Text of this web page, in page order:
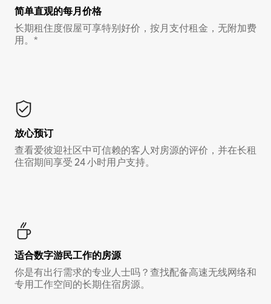
简单直观的每月价格
长期租住度假屋可享特别好价，按月支付租金，无附加费
用。*
放心预订
查看爱彼迎社区中可信赖的客人对房源的评价，并在长租
住宿期间享受 24 小时用户支持。
适合数字游民工作的房源
你是有出行需求的专业人士吗？查找配备高速无线网络和
专用工作空间的长期住宿房源。